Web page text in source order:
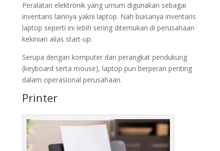
Peralatan elektronik yang umum digunakan sebagai
inventaris lainnya yakni laptop. Nah biasanya inventaris
laptop seperti ini lebih sering ditemukan di perusahaan
kekinian alias start-up.
Serupa dengan komputer dan perangkat pendukung
(keyboard serta mouse), laptop pun berperan penting
dalam operasional perusahaan.
Printer